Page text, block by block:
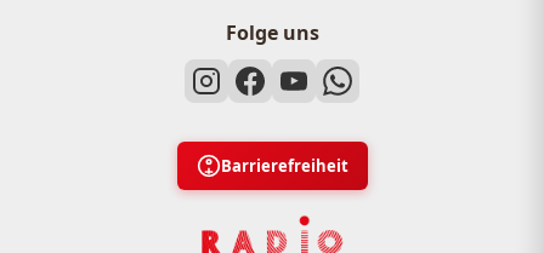
Folge uns
Barrierefreiheit